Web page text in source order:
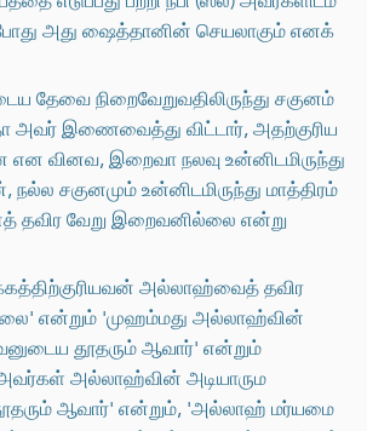
அது ஷைத்தானின் செயலாகும் எனக்
தேவை நிறைவேறுவதிலிருந்து சகுனம்
அவர் இணைவைத்து விட்டார், அதற்குரிய
என வினவ, இறைவா நலவு உன்னிடமிருந்து
நல்ல சகுனமும் உன்னிடமிருந்து மாத்திரம்
வேறு இறைவனில்லை என்று
அல்லாஹ்வைத் தவிர
என்றும் 'முஹம்மது அல்லாஹ்வின்
தூதரும் ஆவார்' என்றும்
அல்லாஹ்வின் அடியாரும
ஆவார்' என்றும், 'அல்லாஹ் மர்யமை